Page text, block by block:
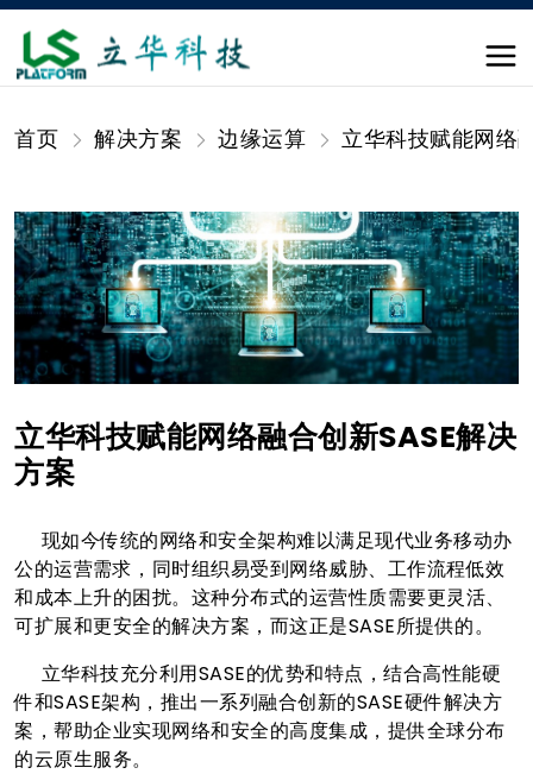
首页 解决方案 边缘运算 立华科技赋能网络
立华科技赋能网络融合创新SASE解决
方案
现如今传统的网络和安全架构难以满足现代业务移动办
公的运营需求，同时组织易受到网络威胁、工作流程低效
和成本上升的困扰。这种分布式的运营性质需要更灵活、
可扩展和更安全的解决方案，而这正是SASE所提供的。
立华科技充分利用SASE的优势和特点，结合高性能硬
件和SASE架构，推出一系列融合创新的SASE硬件解决方
案，帮助企业实现网络和安全的高度集成，提供全球分布
的云原生服务。